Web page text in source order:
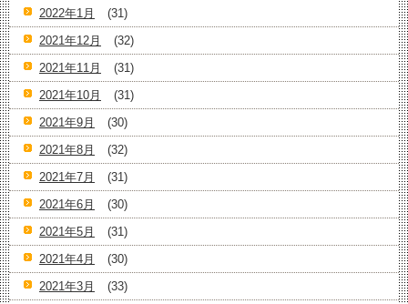
2022年1月
(31)
2021年12月
(32)
2021年11月
(31)
2021年10月
(31)
2021年9月
(30)
2021年8月
(32)
2021年7月
(31)
2021年6月
(30)
2021年5月
(31)
2021年4月
(30)
2021年3月
(33)